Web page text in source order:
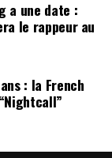
a une date :
le rappeur au
: la French